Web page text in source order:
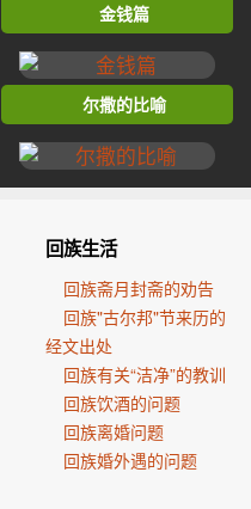
金钱篇
尔撒的比喻
回族生活
回族斋月封斋的劝告
回族"古尔邦"节来历的
经文出处
回族有关“洁净”的教训
回族饮酒的问题
回族离婚问题
回族婚外遇的问题